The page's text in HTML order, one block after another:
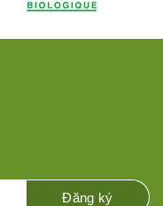
Đăng ký